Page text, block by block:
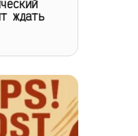
ждать